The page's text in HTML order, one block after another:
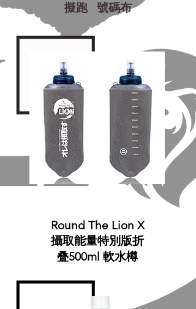
擬跑 號碼布
Round The Lion X
攝取能量特別版折
叠500ml 軟水樽